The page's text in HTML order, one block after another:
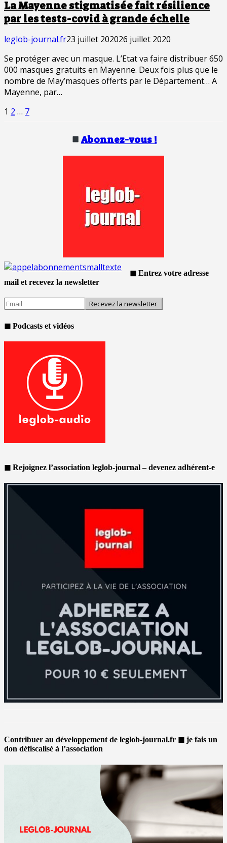
La Mayenne stigmatisée fait résilience
par les tests-covid à grande échelle
leglob-journal.fr23 juillet 202026 juillet 2020
Se protéger avec un masque. L’Etat va faire distribuer 650
000 masques gratuits en Mayenne. Deux fois plus que le
nombre de May’masques offerts par le Département… A
Mayenne, par…
Pagination
Page
1 Page
2 … Page
7
Abonnez-vous !
◼ Entrez votre adresse
mail et recevez la newsletter
◼ Podcasts et vidéos
◼ Rejoignez l’association leglob-journal – devenez adhérent-e
Contribuer au développement de leglob-journal.fr ◼ je fais un
don défiscalisé à l’association